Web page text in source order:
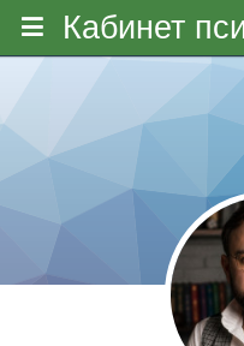
Кабинет